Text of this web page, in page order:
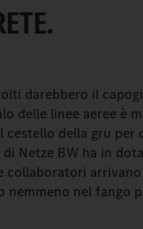
darebbero il
delle linee aeree è
della gru
Netze BW ha in
collaboratori
nel fango